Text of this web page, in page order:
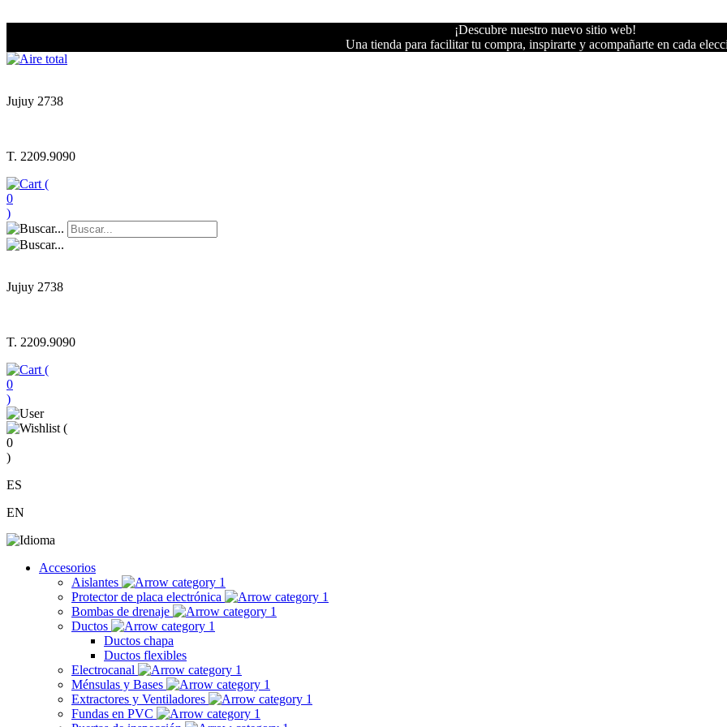
¡Descubre nuestro nuevo sitio web!
Una tienda para facilitar tu compra, inspirarte y acompañarte en cada
Jujuy 2738
T. 2209.9090
(
0
)
Jujuy 2738
T. 2209.9090
(
0
)
(
0
)
ES
EN
Accesorios
Aislantes
Protector de placa electrónica
Bombas de drenaje
Ductos
Ductos chapa
Ductos flexibles
Electrocanal
Ménsulas y Bases
Extractores y Ventiladores
Fundas en PVC